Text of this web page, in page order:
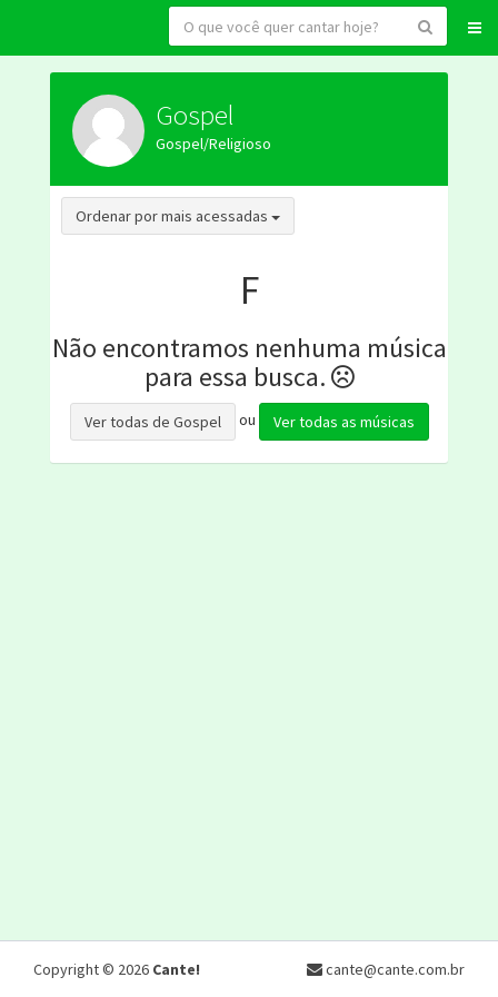
Gospel
Gospel/Religioso
Ordenar por mais acessadas Toggle Dropdown
F
Não encontramos nenhuma música
para essa busca.
Ver todas de Gospel ou Ver todas as músicas
Copyright © 2026 Cante! cante@cante.com.br